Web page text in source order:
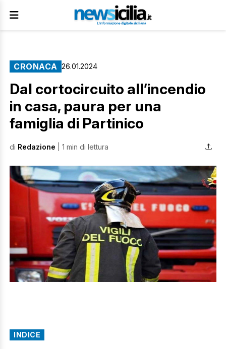
CRONACA 26.01.2024
Dal cortocircuito all’incendio
in casa, paura per una
famiglia di Partinico
di Redazione | 1 min di lettura
INDICE